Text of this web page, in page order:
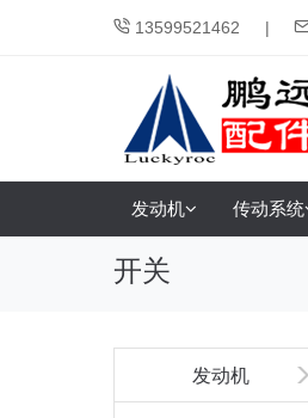
13599521462
发动机 传动系统
开关
发动机